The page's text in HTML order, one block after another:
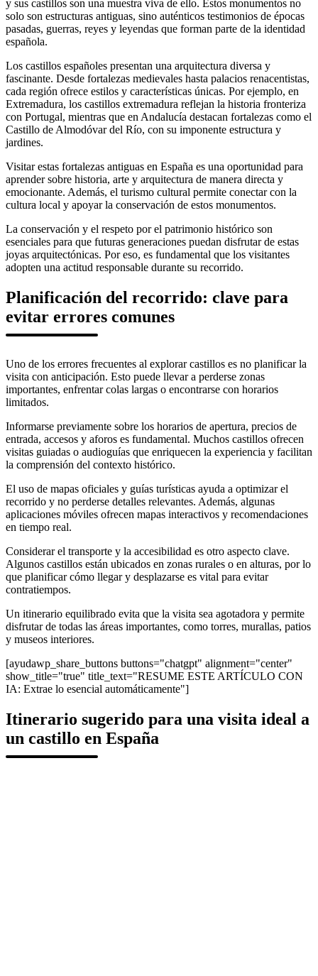
y sus castillos son una muestra viva de ello. Estos monumentos no
solo son estructuras antiguas, sino auténticos testimonios de épocas
pasadas, guerras, reyes y leyendas que forman parte de la identidad
española.
Los castillos españoles presentan una arquitectura diversa y
fascinante. Desde fortalezas medievales hasta palacios renacentistas,
cada región ofrece estilos y características únicas. Por ejemplo, en
Extremadura, los castillos extremadura reflejan la historia fronteriza
con Portugal, mientras que en Andalucía destacan fortalezas como el
Castillo de Almodóvar del Río, con su imponente estructura y
jardines.
Visitar estas fortalezas antiguas en España es una oportunidad para
aprender sobre historia, arte y arquitectura de manera directa y
emocionante. Además, el turismo cultural permite conectar con la
cultura local y apoyar la conservación de estos monumentos.
La conservación y el respeto por el patrimonio histórico son
esenciales para que futuras generaciones puedan disfrutar de estas
joyas arquitectónicas. Por eso, es fundamental que los visitantes
adopten una actitud responsable durante su recorrido.
Planificación del recorrido: clave para
evitar errores comunes
Uno de los errores frecuentes al explorar castillos es no planificar la
visita con anticipación. Esto puede llevar a perderse zonas
importantes, enfrentar colas largas o encontrarse con horarios
limitados.
Informarse previamente sobre los horarios de apertura, precios de
entrada, accesos y aforos es fundamental. Muchos castillos ofrecen
visitas guiadas o audioguías que enriquecen la experiencia y facilitan
la comprensión del contexto histórico.
El uso de mapas oficiales y guías turísticas ayuda a optimizar el
recorrido y no perderse detalles relevantes. Además, algunas
aplicaciones móviles ofrecen mapas interactivos y recomendaciones
en tiempo real.
Considerar el transporte y la accesibilidad es otro aspecto clave.
Algunos castillos están ubicados en zonas rurales o en alturas, por lo
que planificar cómo llegar y desplazarse es vital para evitar
contratiempos.
Un itinerario equilibrado evita que la visita sea agotadora y permite
disfrutar de todas las áreas importantes, como torres, murallas, patios
y museos interiores.
[ayudawp_share_buttons buttons="chatgpt" alignment="center"
show_title="true" title_text="RESUME ESTE ARTÍCULO CON
IA: Extrae lo esencial automáticamente"]
Itinerario sugerido para una visita ideal a
un castillo en España